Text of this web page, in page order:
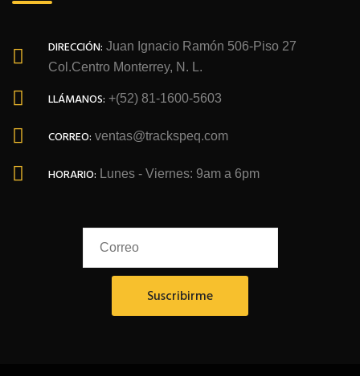
DIRECCIÓN: Juan Ignacio Ramón 506-Piso 27
Col.Centro Monterrey, N. L.
LLÁMANOS: +(52) 81-1600-5603
CORREO: ventas@trackspeq.com
HORARIO: Lunes - Viernes: 9am a 6pm